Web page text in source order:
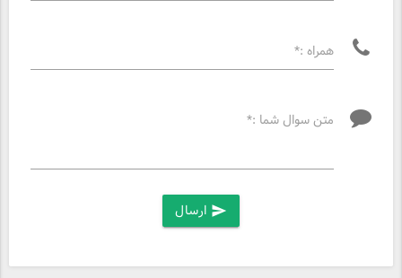
همراه :*
متن سوال شما :*
send